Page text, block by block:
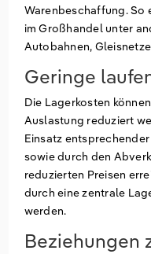
Warenbeschaffung. So
im Großhandel unter
Autobahnen,
Geringe
Die Lagerkosten
Auslastung reduziert
Einsatz
sowie durch den
reduzierten Preisen
durch eine zentrale
werden.
Beziehungen